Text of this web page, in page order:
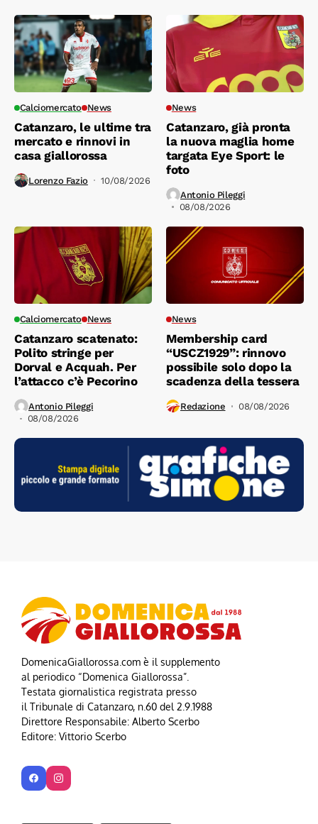
Calciomercato News
Catanzaro, le ultime tra
mercato e rinnovi in
casa giallorossa
Lorenzo Fazio 10/08/2026
News
Catanzaro, già pronta
la nuova maglia home
targata Eye Sport: le
foto
Antonio Pileggi
08/08/2026
Calciomercato News
Catanzaro scatenato:
Polito stringe per
Dorval e Acquah. Per
l’attacco c’è Pecorino
Antonio Pileggi
08/08/2026
News
Membership card
“USCZ1929”: rinnovo
possibile solo dopo la
scadenza della tessera
Redazione 08/08/2026
DomenicaGiallorossa.com è il supplemento
al periodico “Domenica Giallorossa”.
Testata giornalistica registrata presso
il Tribunale di Catanzaro, n.60 del 2.9.1988
Direttore Responsabile: Alberto Scerbo
Editore: Vittorio Scerbo